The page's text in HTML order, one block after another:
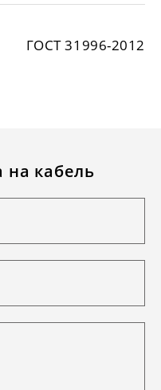
ГОСТ 31996-2012
на кабель